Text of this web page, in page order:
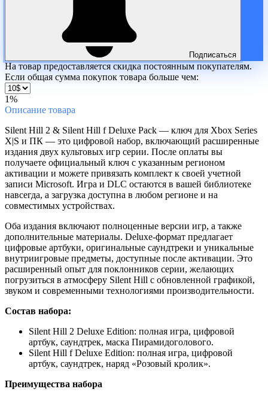
Подписаться
На товар предоставляется скидка постоянным покупателям.
Если общая сумма покупок товара больше чем:
1%
Описание товара
Silent Hill 2 & Silent Hill f Deluxe Pack — ключ для Xbox Series
X|S и ПК — это цифровой набор, включающий расширенные
издания двух культовых игр серии. После оплаты вы
получаете официальный ключ с указанным регионом
активации и можете привязать комплект к своей учетной
записи Microsoft. Игра и DLC остаются в вашей библиотеке
навсегда, а загрузка доступна в любом регионе и на
совместимых устройствах.
Оба издания включают полноценные версии игр, а также
дополнительные материалы. Deluxe-формат предлагает
цифровые артбуки, оригинальные саундтреки и уникальные
внутриигровые предметы, доступные после активации. Это
расширенный опыт для поклонников серии, желающих
погрузиться в атмосферу Silent Hill с обновленной графикой,
звуком и современными технологиями производительности.
Состав набора:
Silent Hill 2 Deluxe Edition: полная игра, цифровой
артбук, саундтрек, маска Пирамидоголового.
Silent Hill f Deluxe Edition: полная игра, цифровой
артбук, саундтрек, наряд «Розовый кролик».
Преимущества набора